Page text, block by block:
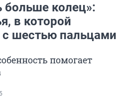
колец»:
в которой
шестью пальцами
помогает